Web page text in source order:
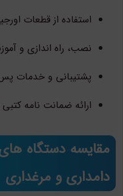
استفاده از قطعات
نصب، راه اندازی و
پشتیبانی و خدمات
ارائه ضمانت نامه
مقایسه دستگاه
دامداری و مرغداری